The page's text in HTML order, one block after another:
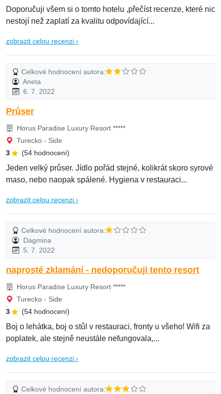
Doporučuji všem si o tomto hotelu ,přečíst recenze, které nic
nestojí než zaplatí za kvalitu odpovídající...
zobrazit celou recenzi ›
Celkové hodnocení autora:
Aneta
6. 7. 2022
Průser
Horus Paradise Luxury Resort *****
Turecko - Side
3
(54 hodnocení)
Jeden velký průser. Jídlo pořád stejné, kolikrát skoro syrové
maso, nebo naopak spálené. Hygiena v restauraci...
zobrazit celou recenzi ›
Celkové hodnocení autora:
Dagmina
5. 7. 2022
naprosté zklamání - nedoporučuji tento resort
Horus Paradise Luxury Resort *****
Turecko - Side
3
(54 hodnocení)
Boj o lehátka, boj o stůl v restauraci, fronty u všeho! Wifi za
poplatek, ale stejně neustále nefungovala,...
zobrazit celou recenzi ›
Celkové hodnocení autora: